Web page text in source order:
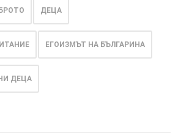
ДЕЦА
ЕГОИЗМЪТ НА БЪЛГАРИНА
ДЕЦА